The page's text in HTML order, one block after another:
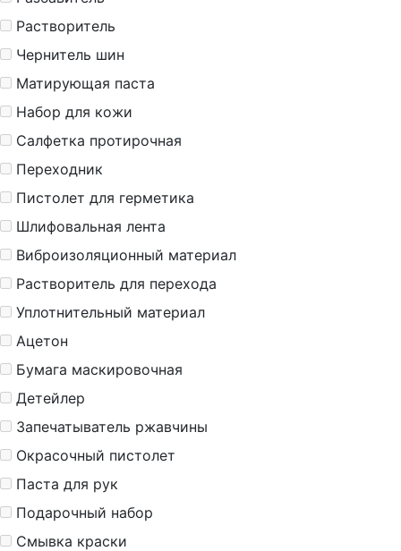
Растворитель
Чернитель шин
Матирующая паста
Набор для кожи
Салфетка протирочная
Переходник
Пистолет для герметика
Шлифовальная лента
Виброизоляционный материал
Растворитель для перехода
Уплотнительный материал
Ацетон
Бумага маскировочная
Детейлер
Запечатыватель ржавчины
Окрасочный пистолет
Паста для рук
Подарочный набор
Смывка краски